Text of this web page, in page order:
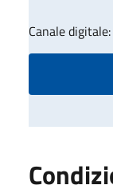
Canale digitale: